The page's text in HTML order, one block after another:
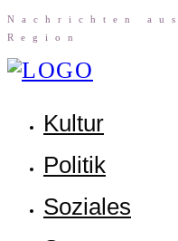
Nach­rich­ten
Region
Kul­tur
Poli­tik
Sozia­les